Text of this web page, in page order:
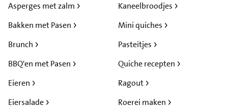
Asperges met zalm
Bakken met Pasen
Brunch
BBQ'en met Pasen
Eieren
Eiersalade
Kaneelbroodjes
Mini quiches
Pasteitjes
Quiche recepten
Ragout
Roerei maken